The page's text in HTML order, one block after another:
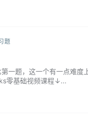
题
一题，这一个有一点难
零基础视频课程↓...